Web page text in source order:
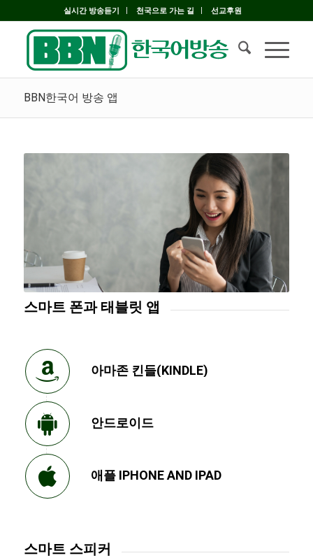
실시간 방송듣기 천국으로 가는 길 선교후원
BBN한국어 방송 앱
스마트 폰과 태블릿 앱
아마존 킨들(KINDLE)
안드로이드
애플 IPHONE AND IPAD
스마트 스피커